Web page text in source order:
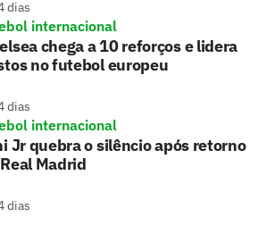
dias
internacional
chega a 10 reforços e lidera
no futebol europeu
dias
internacional
Jr quebra o silêncio após retorno
Madrid
dias